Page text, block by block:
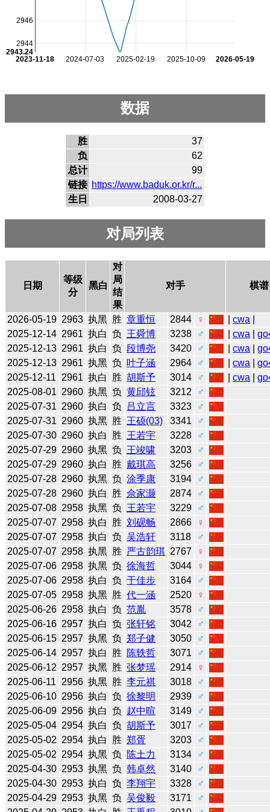
2024-07-03 2025-02-19 2025-10-09
2023-11-18 2026-05-19
2944
2946
2943.24
数据
胜
37
负
62
总计
99
链接 https://www.baduk.or.kr/r...
生日
2008-03-27
对局列表
日期
等级
分
黑白
对
局
结
果
对手 棋谱
2026-05-19 2963 执黑 胜 章重恒 2844 ♀ |cwa
2025-12-14 2961 执白 负 王舜博 3238 ♂ |cwa |
2025-12-13 2961 执白 负 段博尧 3420 ♂ |cwa |
2025-12-13 2961 执黑 负 叶子涵 2964 ♂ |cwa |
2025-12-11
2961 执白 胜 胡斯予 3014 ♂ |cwa |
2025-08-01 2960 执黑 负 黄邱铉 3212
♂
2025-07-31 2960 执白 负 吕立言 3323
♂
2025-07-31 2960 执黑 胜 王硕(03) 3341
♂
2025-07-30 2960 执白 胜 王若宇 3228
♂
2025-07-29 2960 执黑 负 王竣啸 3203
♂
2025-07-29 2960 执白 胜 戴琪高 3256
♂
2025-07-28 2960 执黑 负 涂季康 3194
♂
2025-07-28 2960 执白 胜 佘家灏 2874
♂
2025-07-08 2958 执黑 负 王若宇 3229
♂
2025-07-07 2958 执白 胜 刘砚畅 2866
♀
2025-07-07 2958 执白 负 吴浩轩 3118
♂
2025-07-07 2958 执黑 胜 严古韵琪 2767
♀
2025-07-06 2958 执黑 负 徐海哲 3044
♀
2025-07-06 2958 执白 负 于佳步 3164
♂
2025-07-05 2958 执黑 胜 代一涵 2520
♀
2025-06-26 2958 执白 负 范胤 3578
♂
2025-06-16 2957 执白 负 张轩铭 3042
♂
2025-06-15 2957 执黑 负 郑子健 3050
♂
2025-06-14 2957 执白 胜 陈轶哲 3071
♂
2025-06-12 2957 执黑 胜 张梦瑶 2914
♀
2025-06-11
2956 执黑 胜 李元祺 3018
♂
2025-06-10 2956 执白 负 徐黎明 2939
♂
2025-06-09 2956 执白 负 赵中暄 3149
♂
2025-05-04 2954 执白 负 胡斯予 3017
♂
2025-05-02 2954 执白 胜 郑胥 3203
♂
2025-05-02 2954 执黑 负 陈土力 3134
♂
2025-04-30 2953 执黑 负 韩卓然 3140
♂
2025-04-30 2953 执白 负 李翔宇 3328
♂
2025-04-29 2953 执黑 负 吴俊毅 3171
♂